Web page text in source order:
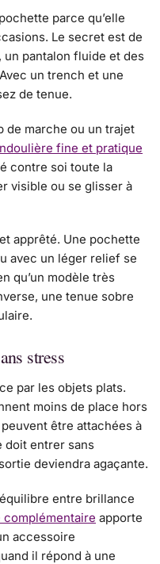
parce qu’elle
Le secret est de
un pantalon fluide et des
un trench et une
de tenue.
de marche ou un trajet
fine et pratique
contre soi toute la
visible ou se glisser à
apprêté. Une pochette
avec un léger relief se
qu’un modèle très
une tenue sobre
stress
par les objets plats.
moins de place hors
être attachées à
doit entrer sans
deviendra agaçante.
entre brillance
apporte
accessoire
il répond à une